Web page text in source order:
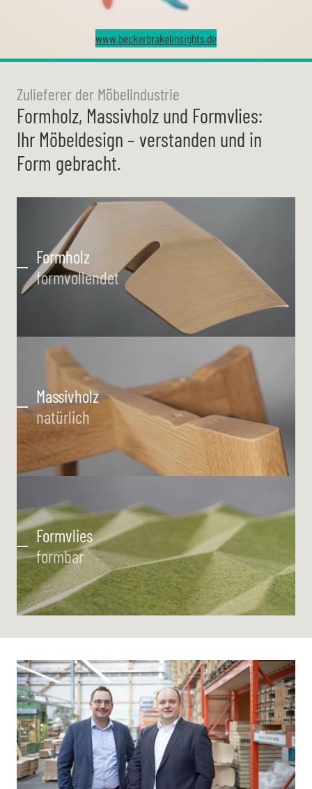
www.beckerbrakelinsights.de
Zulieferer der Möbelindustrie
Formholz, Massivholz und Formvlies:
Ihr Möbeldesign – verstanden und in
Form gebracht.
Formholz
formvollendet
Massivholz
natürlich
Formvlies
formbar